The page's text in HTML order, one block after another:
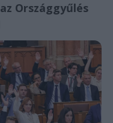
Országgyűlés